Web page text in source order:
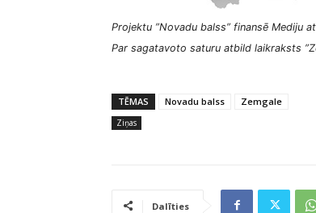
Projektu ”Novadu balss” finansē Mediju
Par sagatavoto saturu atbild laikraksts
TĒMAS Novadu balss Zemgale
Ziņas
Dalīties